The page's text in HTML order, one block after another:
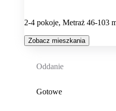
2-4 pokoje, Metraż 46-103
Zobacz mieszkania
Oddanie
Gotowe